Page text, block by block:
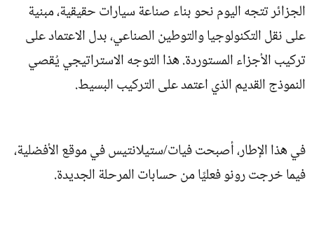
الجزائر تتجه اليوم نحو بناء صناعة سيارات حقيقية، مبنية
على نقل التكنولوجيا والتوطين الصناعي، بدل الاعتماد على
تركيب الأجزاء المستوردة. هذا التوجه الاستراتيجي يُقصي
النموذج القديم الذي اعتمد على التركيب البسيط.
في هذا الإطار، أصبحت فيات/ستيلانتيس في موقع الأفضلية،
فيما خرجت رونو فعليًا من حسابات المرحلة الجديدة.